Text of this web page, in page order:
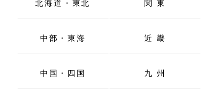
北海道・東北 関 東
中部・東海 近 畿
中国・四国 九 州